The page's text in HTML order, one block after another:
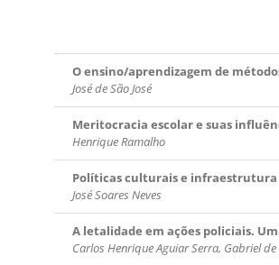
O ensino/aprendizagem de
José de São José
Meritocracia escolar e suas
Henrique Ramalho
Políticas culturais e infraestrutura
José Soares Neves
A letalidade em ações policiais.
Carlos Henrique Aguiar Serra, Gabriel